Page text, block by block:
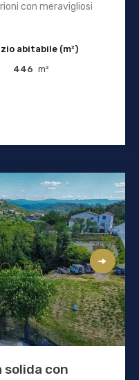
con meravigliosi
abitabile (m²)
446 m²
solida con